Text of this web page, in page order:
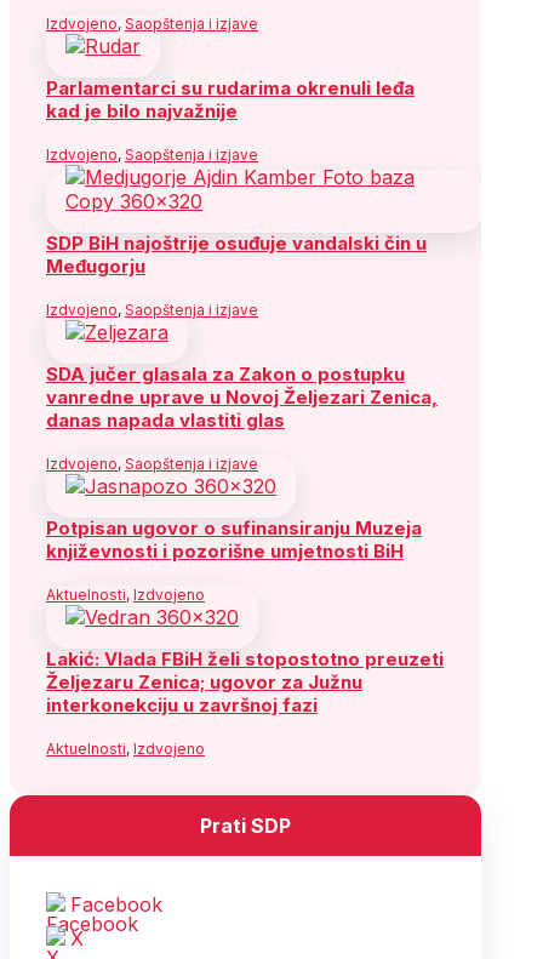
Izdvojeno, Saopštenja i izjave
Parlamentarci su rudarima okrenuli leđa
kad je bilo najvažnije
Izdvojeno, Saopštenja i izjave
SDP BiH najoštrije osuđuje vandalski čin u
Međugorju
Izdvojeno, Saopštenja i izjave
SDA jučer glasala za Zakon o postupku
vanredne uprave u Novoj Željezari Zenica,
danas napada vlastiti glas
Izdvojeno, Saopštenja i izjave
Potpisan ugovor o sufinansiranju Muzeja
književnosti i pozorišne umjetnosti BiH
Aktuelnosti, Izdvojeno
Lakić: Vlada FBiH želi stopostotno preuzeti
Željezaru Zenica; ugovor za Južnu
interkonekciju u završnoj fazi
Aktuelnosti, Izdvojeno
Prati SDP
Facebook
X